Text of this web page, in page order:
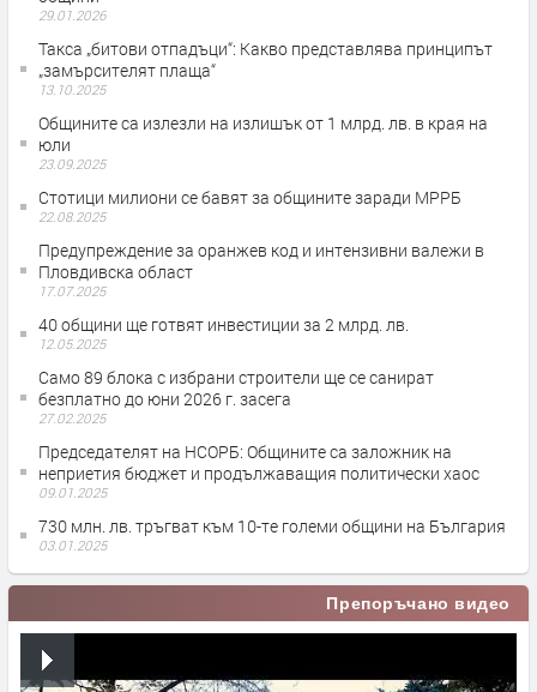
29.01.2026
Такса „битови отпадъци“: Какво представлява принципът
„замърсителят плаща“
13.10.2025
Общините са излезли на излишък от 1 млрд. лв. в края на
юли
23.09.2025
Стотици милиони се бавят за общините заради МРРБ
22.08.2025
Предупреждение за оранжев код и интензивни валежи в
Пловдивска област
17.07.2025
40 общини ще готвят инвестиции за 2 млрд. лв.
12.05.2025
Само 89 блока с избрани строители ще се санират
безплатно до юни 2026 г. засега
27.02.2025
Председателят на НСОРБ: Общините са заложник на
неприетия бюджет и продължаващия политически хаос
09.01.2025
730 млн. лв. тръгват към 10-те големи общини на България
03.01.2025
Препоръчано видео